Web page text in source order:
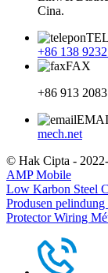
Cina.
+86 138
FAX
+86 913
mech.net
© Hak Cipta -
AMP Mobile
Low Karbon Steel
Produsen pelindung
Protector Wiring